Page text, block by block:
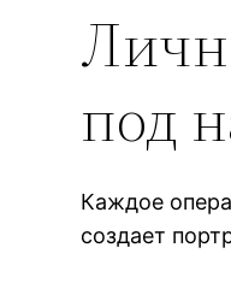
под
Каждое
создает